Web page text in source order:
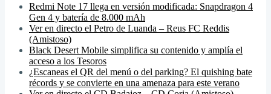
Redmi Note 17 llega en versión modificada: Snapdragon 4
Gen 4 y batería de 8.000 mAh
Ver en directo el Petro de Luanda – Reus FC Reddis
(Amistoso)
Black Desert Mobile simplifica su contenido y amplía el
acceso a los Tesoros
¿Escaneas el QR del menú o del parking? El quishing bate
récords y se convierte en una amenaza para este verano